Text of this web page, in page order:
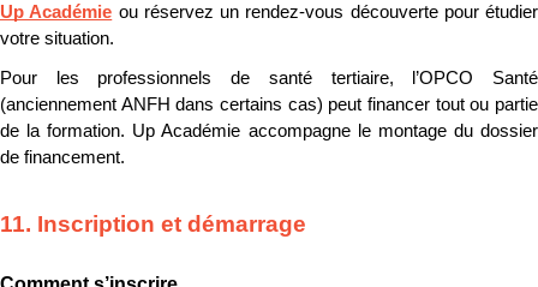
Up Académie ou réservez un rendez-vous découverte pour étudier
votre situation.
Pour les professionnels de santé tertiaire, l’OPCO Santé
(anciennement ANFH dans certains cas) peut financer tout ou partie
de la formation. Up Académie accompagne le montage du dossier
de financement.
11. Inscription et démarrage